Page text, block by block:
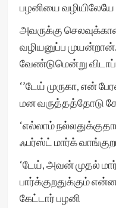
பழனியை
அவருக்கு
வழியனுப்ப
வேண்டுமென்று
‘’டேய் முருகா, என்
மன வருத்தத்தோடு
‘எல்லாம்
ஃபர்ஸ்ட் மார்க்
‘டேய், அவன் முதல்
பார்க்குறதுக்கும்
கேட்டார் பழனி